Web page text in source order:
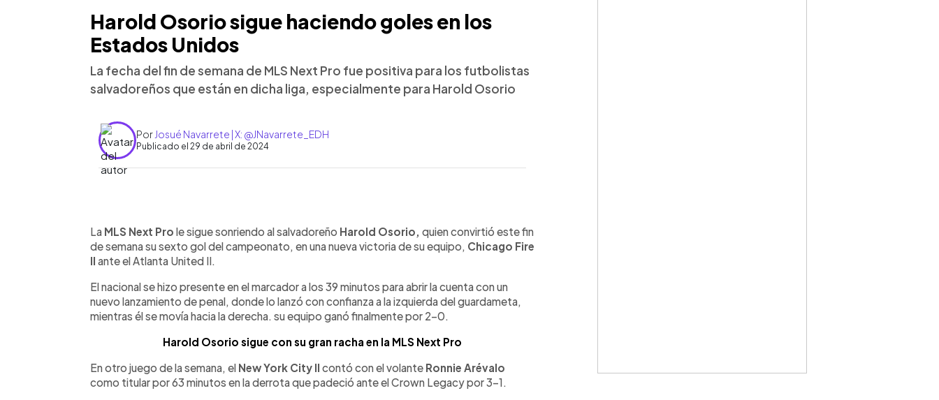
Harold Osorio sigue haciendo goles en los
Estados Unidos
La fecha del fin de semana de MLS Next Pro fue positiva para los futbolistas
salvadoreños que están en dicha liga, especialmente para Harold Osorio
Por Josué Navarrete | X: @JNavarrete_EDH
Publicado el 29 de abril de 2024
► Escuchar artículo
La MLS Next Pro le sigue sonriendo al salvadoreño Harold Osorio, quien convirtió este fin
de semana su sexto gol del campeonato, en una nueva victoria de su equipo, Chicago Fire
II ante el Atlanta United II.
El nacional se hizo presente en el marcador a los 39 minutos para abrir la cuenta con un
nuevo lanzamiento de penal, donde lo lanzó con confianza a la izquierda del guardameta,
mientras él se movía hacia la derecha. su equipo ganó finalmente por 2-0.
Harold Osorio sigue con su gran racha en la MLS Next Pro
En otro juego de la semana, el New York City II contó con el volante Ronnie Arévalo
como titular por 63 minutos en la derrota que padeció ante el Crown Legacy por 3-1.